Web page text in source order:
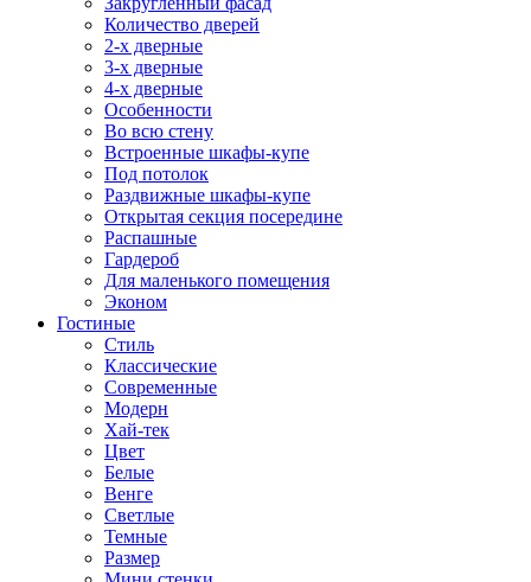
Количество дверей
2-х дверные
3-х дверные
4-х дверные
Особенности
Во всю стену
Встроенные шкафы-купе
Под потолок
Раздвижные шкафы-купе
Открытая секция посередине
Распашные
Гардероб
Для маленького помещения
Эконом
Гостиные
Стиль
Классические
Современные
Модерн
Хай-тек
Цвет
Белые
Венге
Светлые
Темные
Размер